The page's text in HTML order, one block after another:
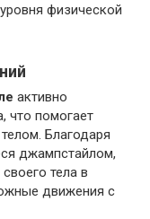
физической
активно
что помогает
Благодаря
джампстайлом,
тела в
движения с